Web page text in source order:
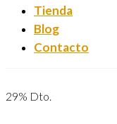
Tienda
Blog
Contacto
29% Dto.